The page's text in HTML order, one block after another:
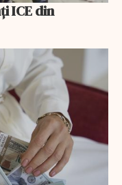
ICE din